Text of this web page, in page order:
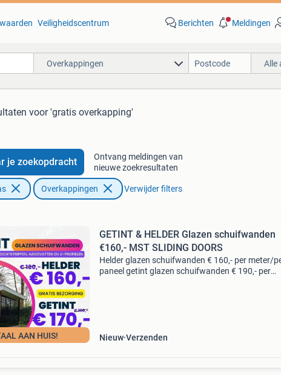
Veiligheidscentrum Berichten Meldingen
Overkappingen Alle
voor 'gratis overkapping'
je zoekopdracht
Ontvang meldingen van
nieuwe zoekresultaten
Overkappingen Verwijder filters
AAN HUIS!
GETINT & HELDER Glazen schuifwanden
€160,- MST SLIDING DOORS
Helder glazen schuifwanden € 160,- per meter/
paneel getint glazen schuifwanden € 190,- per
Nieuw Verzenden